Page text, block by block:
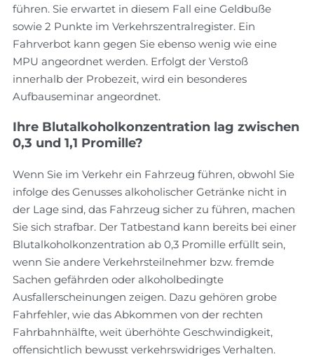
führen. Sie erwartet in diesem Fall eine Geldbuße
sowie 2 Punkte im Verkehrszentralregister. Ein
Fahrverbot kann gegen Sie ebenso wenig wie eine
MPU angeordnet werden. Erfolgt der Verstoß
innerhalb der Probezeit, wird ein besonderes
Aufbauseminar angeordnet.
Ihre Blutalkoholkonzentration lag zwischen
0,3 und 1,1 Promille?
Wenn Sie im Verkehr ein Fahrzeug führen, obwohl Sie
infolge des Genusses alkoholischer Getränke nicht in
der Lage sind, das Fahrzeug sicher zu führen, machen
Sie sich strafbar. Der Tatbestand kann bereits bei einer
Blutalkoholkonzentration ab 0,3 Promille erfüllt sein,
wenn Sie andere Verkehrsteilnehmer bzw. fremde
Sachen gefährden oder alkoholbedingte
Ausfallerscheinungen zeigen. Dazu gehören grobe
Fahrfehler, wie das Abkommen von der rechten
Fahrbahnhälfte, weit überhöhte Geschwindigkeit,
offensichtlich bewusst verkehrswidriges Verhalten.